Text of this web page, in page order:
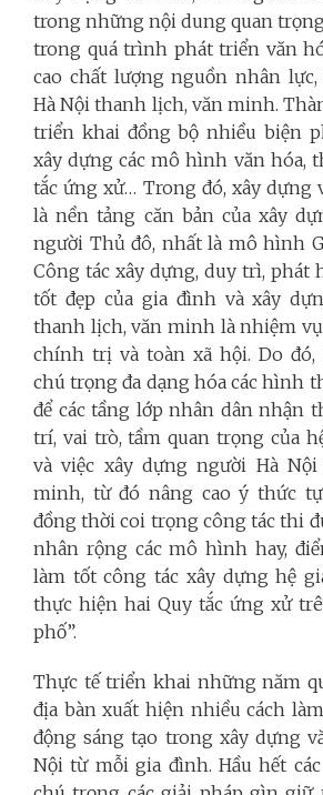
trong những nội dung quan
trong quá trình phát triển văn
cao chất lượng nguồn nhân
Hà Nội thanh lịch, văn minh.
triển khai đồng bộ nhiều biện
xây dựng các mô hình văn hóa,
tắc ứng xử… Trong đó, xây dựng
là nền tảng căn bản của xây
người Thủ đô, nhất là mô hình
Công tác xây dựng, duy trì, phát
tốt đẹp của gia đình và xây
thanh lịch, văn minh là nhiệm
chính trị và toàn xã hội. Do
chú trọng đa dạng hóa các hình
để các tầng lớp nhân dân nhận
trí, vai trò, tầm quan trọng của
và việc xây dựng người Hà
minh, từ đó nâng cao ý thức
đồng thời coi trọng công tác thi
nhân rộng các mô hình hay,
làm tốt công tác xây dựng hệ
thực hiện hai Quy tắc ứng xử
phố”.
Thực tế triển khai những năm
địa bàn xuất hiện nhiều cách
động sáng tạo trong xây dựng
Nội từ mỗi gia đình. Hầu hết